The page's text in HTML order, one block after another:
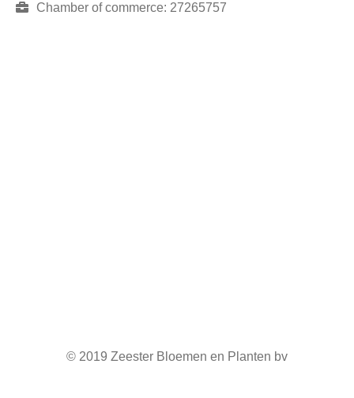
Chamber of commerce: 27265757
© 2019 Zeester Bloemen en Planten bv